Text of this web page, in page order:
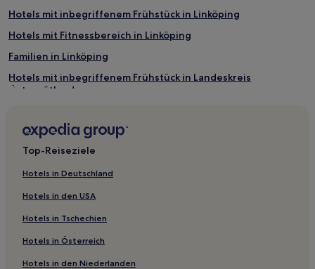
Hotels mit inbegriffenem Frühstück in Linköping
Hotels mit Fitnessbereich in Linköping
Familien in Linköping
Hotels mit inbegriffenem Frühstück in Landeskreis
Östergötland
Familien in Landeskreis Östergötland
Gemeinde Vadstena: Hotels
Hotels nahe Linköping Hauptbahnhof
Gemeinde Ödeshög: Hotels
Gemeinde Linköping: Hotels
Valdemarsvik Hotels
Hotels nahe Arbetets museum
Top-Reiseziele
Hotels in Deutschland
Hotels in den USA
Hotels in Tschechien
Hotels in Österreich
Hotels in den Niederlanden